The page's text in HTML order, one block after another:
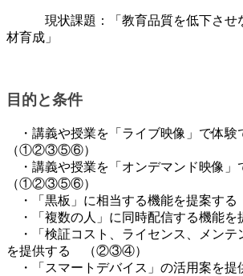
現状課題：「教育品質を低下させな
材育成」
目的と条件
・講義や授業を「ライブ映像」で体
（①②③⑤⑥）
・講義や授業を「オンデマンド映像
（①②③⑤⑥）
・「黒板」に相当する機能を提案す
・「複数の人」に同時配信する機能
・「検証コスト、ライセンス、メンテ
を提供する （②③④）
・「スマートデバイス」の活用案を